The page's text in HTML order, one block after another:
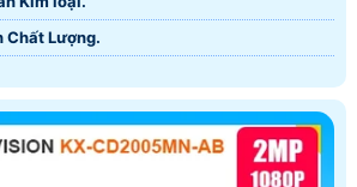
Chất Lượng.